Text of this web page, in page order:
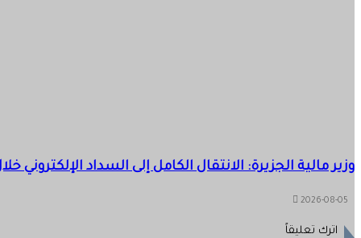
وزير مالية الجزيرة: الانتقال الكامل إلى السداد الإلكتروني
2026-08-05
اترك تعليقاً